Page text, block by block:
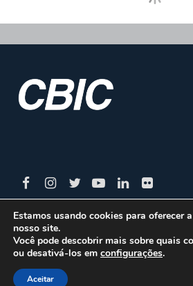
CBIC | SBN Quadra 01 – Bloco I
Armando Monteiro Neto - CEP
Estamos usando cookies para oferecer
nosso site.
Você pode descobrir mais sobre quais
ou desativá-los em configurações.
Aceitar